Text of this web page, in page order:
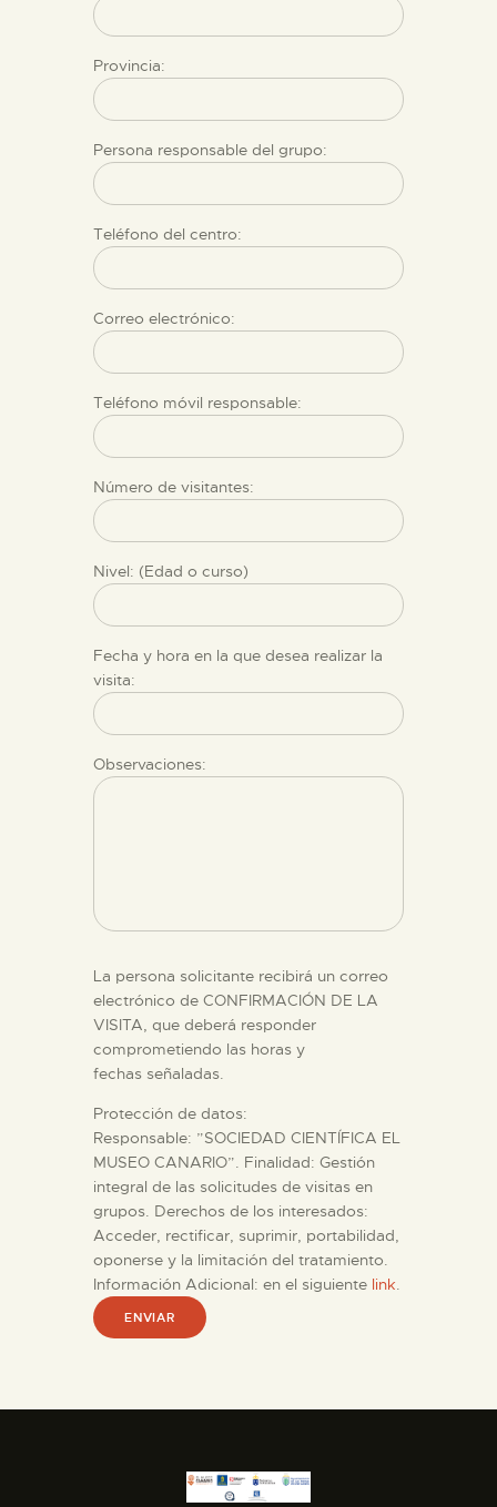
Provincia:
Persona responsable del grupo:
Teléfono del centro:
Correo electrónico:
Teléfono móvil responsable:
Número de visitantes:
Nivel: (Edad o curso)
Fecha y hora en la que desea realizar la
visita:
Observaciones:
La persona solicitante recibirá un correo
electrónico de CONFIRMACIÓN DE LA
VISITA, que deberá responder
comprometiendo las horas y
fechas señaladas.
Protección de datos:
Responsable: ”SOCIEDAD CIENTÍFICA EL
MUSEO CANARIO”. Finalidad: Gestión
integral de las solicitudes de visitas en
grupos. Derechos de los interesados:
Acceder, rectificar, suprimir, portabilidad,
oponerse y la limitación del tratamiento.
Información Adicional: en el siguiente link.